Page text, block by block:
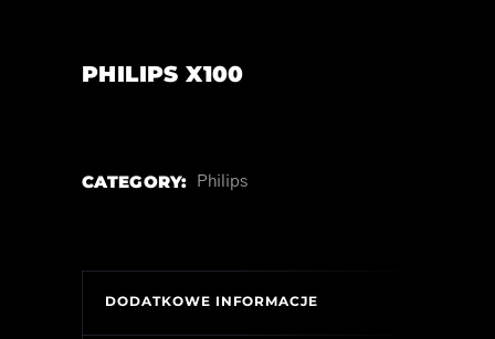
PHILIPS X100
CATEGORY: Philips
DODATKOWE INFORMACJE